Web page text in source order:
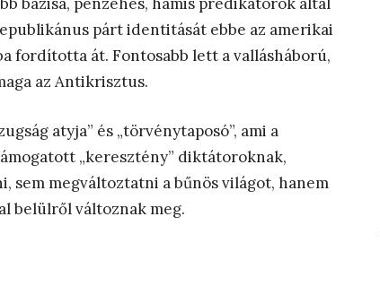
párt identitását ebbe az amerikai
fordította át. Fontosabb lett a vallásháború,
az Antikrisztus.
atyja” és „törvénytaposó”, ami a
„keresztény” diktátoroknak,
sem megváltoztatni a bűnös világot, hanem
belülről változnak meg.